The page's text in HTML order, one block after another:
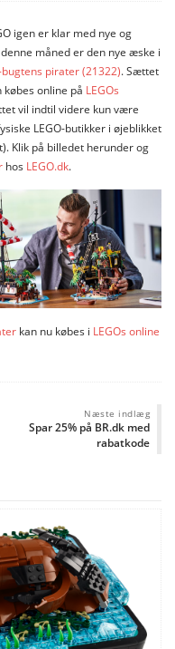
igen er klar med nye og
måned er den nye æske i
pirater (21322). Sættet
online på LEGOs
vil indtil videre kun være
LEGO-butikker i øjeblikket
Klik på billedet herunder og
hos LEGO.dk.
kan nu købes i LEGOs online
Næste indlæg
Spar 25% på BR.dk med
rabatkode